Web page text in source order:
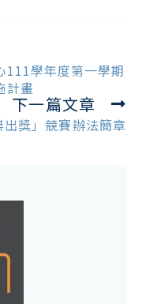
111學年度第一學期
計畫
下一篇文章
出獎」競賽辦法簡章